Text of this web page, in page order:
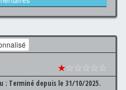
★☆☆☆☆☆
: Terminé depuis le 31/10/2025.